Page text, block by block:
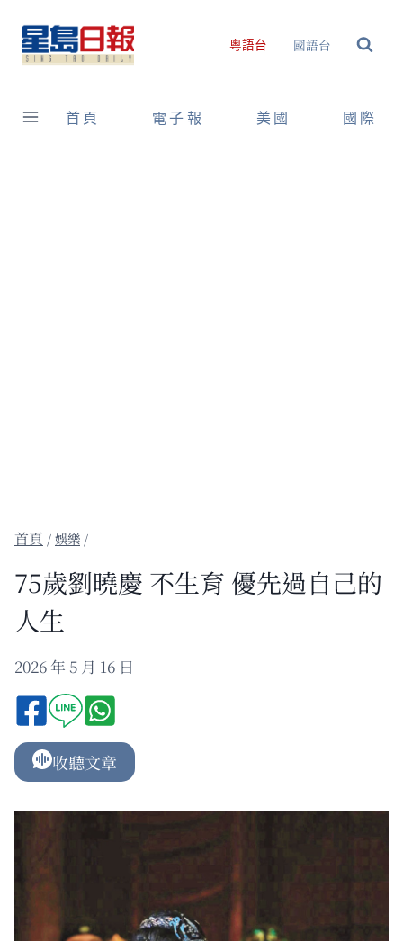
content
粵語台 國語台
首頁 電子報 美國 國際
/娛樂 /
75歲劉曉慶 不生育 優先過自己的
人生
2026 年 5 月 16 日
收聽文章